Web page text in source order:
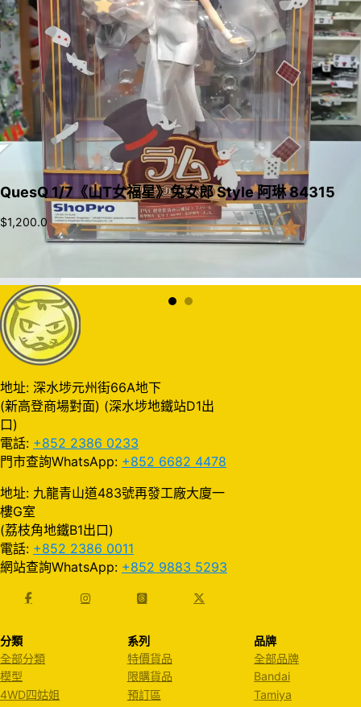
QuesQ 1/7《山T女福星》兔女郎 Style 阿琳 84315
$1,200.0
地址: 深水埗元州街66A地下
(新高登商場對面) (深水埗地鐵站D1出
口)
電話: +852 2386 0233
門市查詢WhatsApp: +852 6682 4478
地址: 九龍青山道483號再發工廠大廈一
樓G室
(荔枝角地鐵B1出口)
電話: +852 2386 0011
網站查詢WhatsApp: +852 9883 5293
分類
全部分類
模型
4WD四姑姐
系列
特價貨品
限購貨品
預訂區
品牌
全部品牌
Bandai
Tamiya